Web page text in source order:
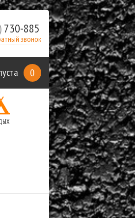
730-885
звонок
0